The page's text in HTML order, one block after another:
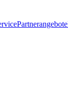
Partnerangebote